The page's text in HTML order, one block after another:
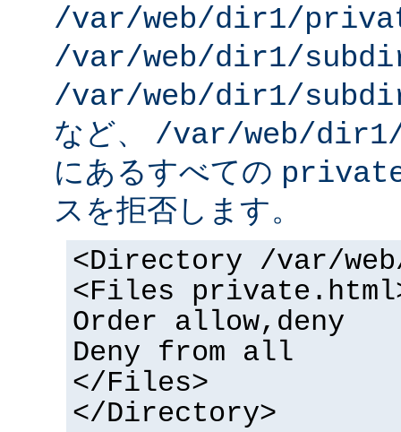
/var/web/dir1/
/var/web/dir1/
/var/web/dir1/
など、 /var/web/
にあるすべての
スを拒否します。
<Directory /var/
<Files
Order allow,deny
Deny from all
</Files>
</Directory>